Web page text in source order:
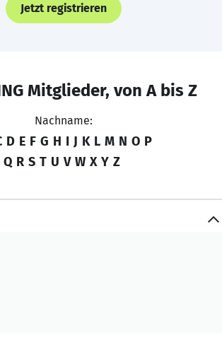
Jetzt registrieren
Mitglieder, von A bis Z
Nachname:
D E F G H I J K L M N O P
Q R S T U V W X Y Z